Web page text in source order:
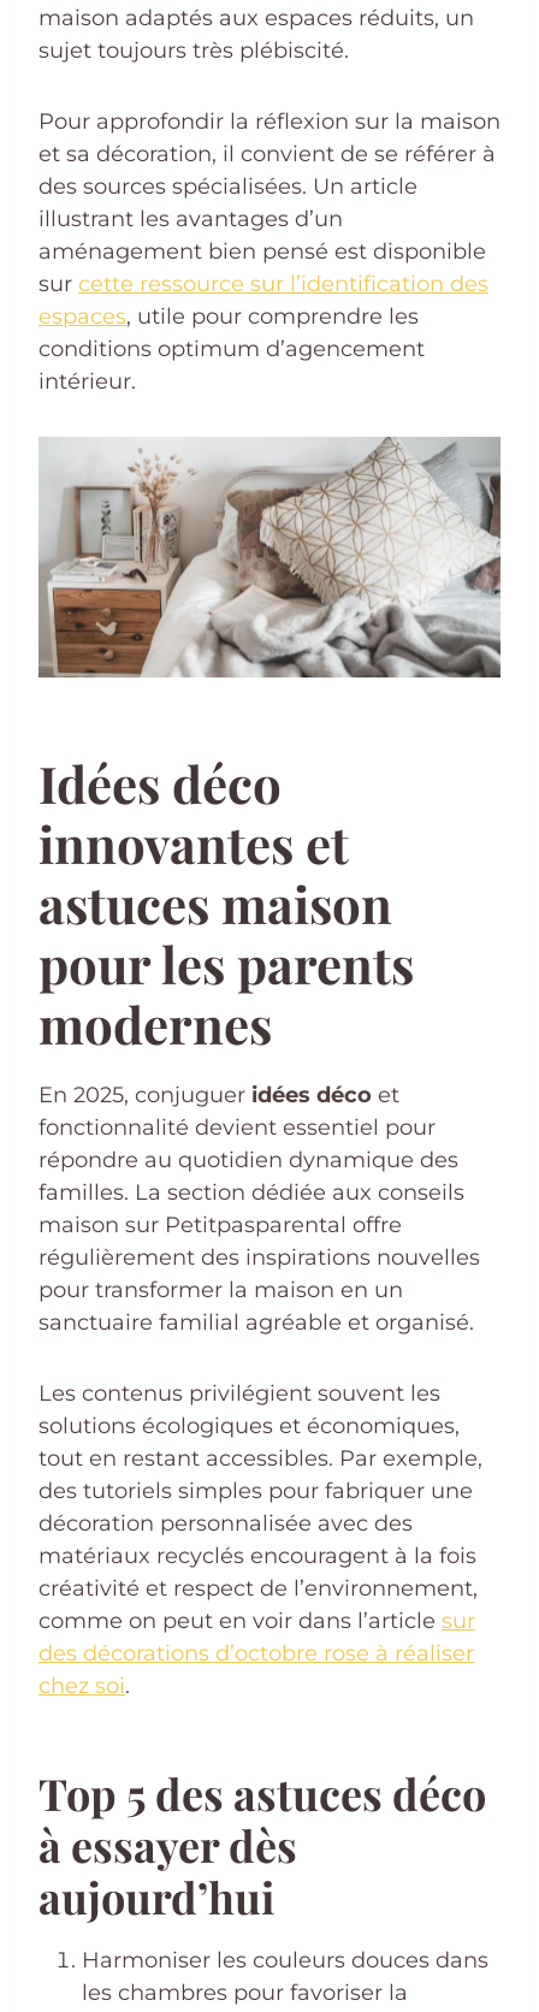
maison adaptés aux espaces réduits, un
sujet toujours très plébiscité.
Pour approfondir la réflexion sur la maison
et sa décoration, il convient de se référer à
des sources spécialisées. Un article
illustrant les avantages d’un
aménagement bien pensé est disponible
sur cette ressource sur l’identification des
espaces, utile pour comprendre les
conditions optimum d’agencement
intérieur.
Idées déco
innovantes et
astuces maison
pour les parents
modernes
En 2025, conjuguer idées déco et
fonctionnalité devient essentiel pour
répondre au quotidien dynamique des
familles. La section dédiée aux conseils
maison sur Petitpasparental offre
régulièrement des inspirations nouvelles
pour transformer la maison en un
sanctuaire familial agréable et organisé.
Les contenus privilégient souvent les
solutions écologiques et économiques,
tout en restant accessibles. Par exemple,
des tutoriels simples pour fabriquer une
décoration personnalisée avec des
matériaux recyclés encouragent à la fois
créativité et respect de l’environnement,
comme on peut en voir dans l’article sur
des décorations d’octobre rose à réaliser
chez soi.
Top 5 des astuces déco
à essayer dès
aujourd’hui
Harmoniser les couleurs douces dans
les chambres pour favoriser la